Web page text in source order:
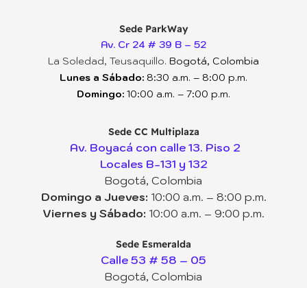
Sede ParkWay
Av. Cr 24 # 39 B – 52
La Soledad, Teusaquillo. Bogotá, Colombia
Lunes a Sábado: 8:30 a.m. – 8:00 p.m.
Domingo: 10:00 a.m. – 7:00 p.m.
Sede CC Multiplaza
Av. Boyacá con calle 13. Piso 2
Locales B-131 y 132
Bogotá, Colombia
Domingo a Jueves: 10:00 a.m. – 8:00 p.m.
Viernes y Sábado: 10:00 a.m. – 9:00 p.m.
Sede Esmeralda
Calle 53 # 58 – 05
Bogotá, Colombia